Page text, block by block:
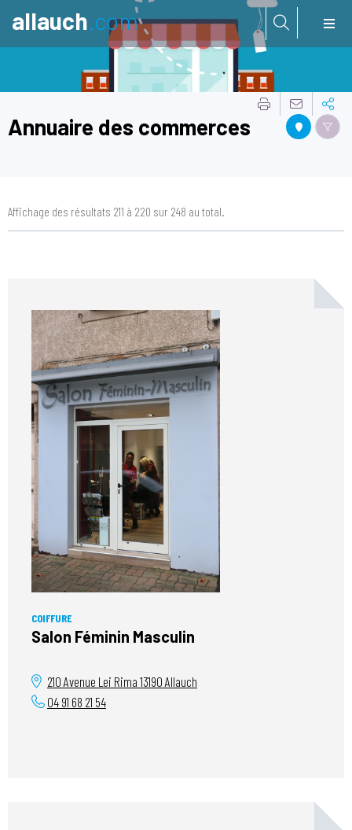
allauch.com
Annuaire des commerces
Affichage des résultats 211 à 220 sur 248 au total.
COIFFURE
Salon Féminin Masculin
210 Avenue Lei Rima 13190 Allauch
04 91 68 21 54